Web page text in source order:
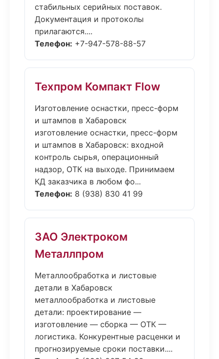
стабильных серийных поставок.
Документация и протоколы
прилагаются....
Телефон: +7-947-578-88-57
Техпром Компакт Flow
Изготовление оснастки, пресс-форм
и штампов в Хабаровск
изготовление оснастки, пресс-форм
и штампов в Хабаровск: входной
контроль сырья, операционный
надзор, ОТК на выходе. Принимаем
КД заказчика в любом фо...
Телефон: 8 (938) 830 41 99
ЗАО Электроком
Металлпром
Металлообработка и листовые
детали в Хабаровск
металлообработка и листовые
детали: проектирование —
изготовление — сборка — ОТК —
логистика. Конкурентные расценки и
прогнозируемые сроки поставки....